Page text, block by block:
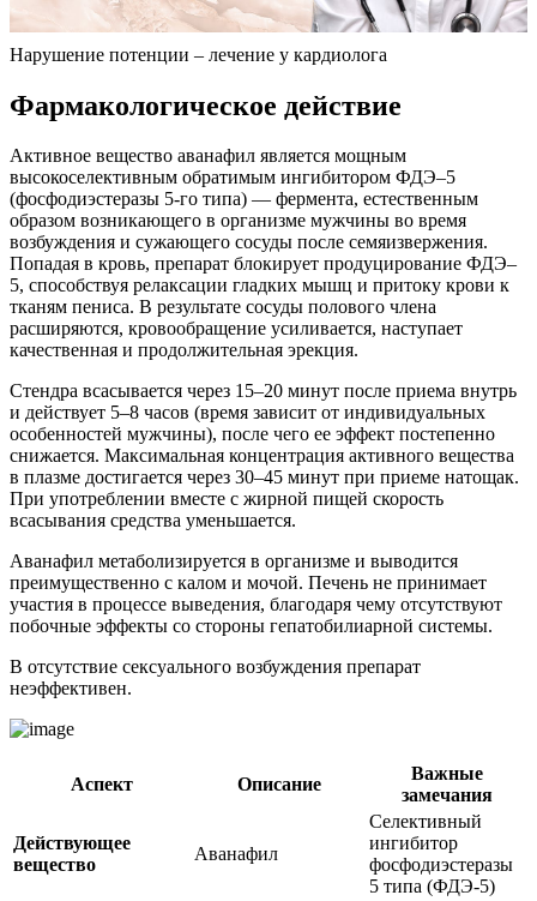
Нарушение потенции – лечение у кардиолога
Фармакологическое действие
Активное вещество аванафил является мощным
высокоселективным обратимым ингибитором ФДЭ–5
(фосфодиэстеразы 5-го типа) — фермента, естественным
образом возникающего в организме мужчины во время
возбуждения и сужающего сосуды после семяизвержения.
Попадая в кровь, препарат блокирует продуцирование ФДЭ–
5, способствуя релаксации гладких мышц и притоку крови к
тканям пениса. В результате сосуды полового члена
расширяются, кровообращение усиливается, наступает
качественная и продолжительная эрекция.
Стендра всасывается через 15–20 минут после приема внутрь
и действует 5–8 часов (время зависит от индивидуальных
особенностей мужчины), после чего ее эффект постепенно
снижается. Максимальная концентрация активного вещества
в плазме достигается через 30–45 минут при приеме натощак.
При употреблении вместе с жирной пищей скорость
всасывания средства уменьшается.
Аванафил метаболизируется в организме и выводится
преимущественно с калом и мочой. Печень не принимает
участия в процессе выведения, благодаря чему отсутствуют
побочные эффекты со стороны гепатобилиарной системы.
В отсутствие сексуального возбуждения препарат
неэффективен.
Аспект Описание
Важные
замечания
Действующее
вещество
Аванафил
Селективный
ингибитор
фосфодиэстеразы
5 типа (ФДЭ-5)